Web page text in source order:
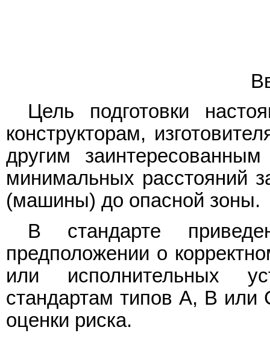
Цель подготовки
конструкторам,
другим
минимальных расстояний
(машины) до опасной зоны.
В стандарте
предположении о
или исполнительных
стандартам типов A, B или
оценки риска.